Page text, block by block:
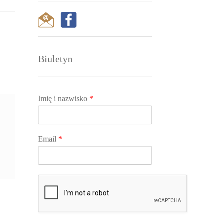
Biuletyn
Imię i nazwisko *
Email *